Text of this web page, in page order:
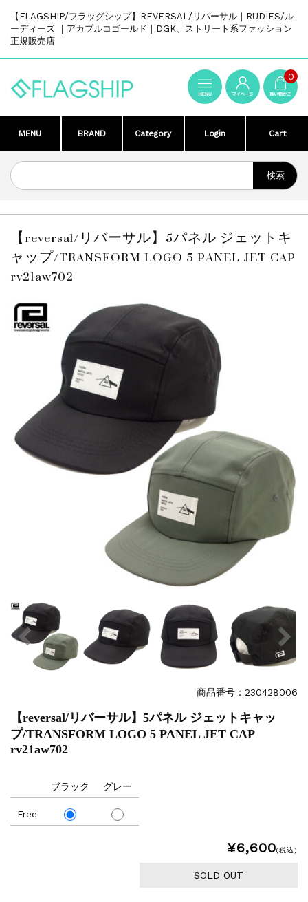
【FLAGSHIP/フラッグシップ】REVERSAL/リバーサル｜RUDIES/ル
ーディーズ ｜アカプルコゴールド｜DGK、ストリート系ファッション
正規販売店
0
MENU BRAND Category Login Cart
【reversal/リバーサル】5パネル ジェットキ
ャップ/TRANSFORM LOGO 5 PANEL JET CAP
rv21aw702
商品番号：230428006
【reversal/リバーサル】5パネル ジェットキャッ
プ/TRANSFORM LOGO 5 PANEL JET CAP
rv21aw702
Free
ブラック グレー
¥6,600(税込)
SOLD OUT